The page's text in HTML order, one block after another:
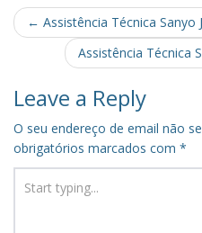
Post
navigation
← Assistência Técnica Sanyo
Assistência Técnica
Leave a Reply
O seu endereço de email não
obrigatórios marcados com *